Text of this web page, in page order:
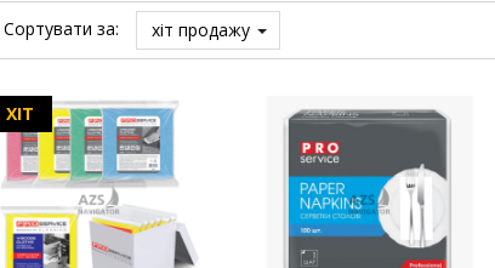
Сортувати за: хіт продажу
ХІТ